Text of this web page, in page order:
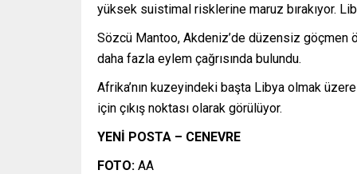
yüksek suistimal risklerine maruz bırakıyor.
Sözcü Mantoo, Akdeniz’de düzensiz göçmen
daha fazla eylem çağrısında bulundu.
Afrika’nın kuzeyindeki başta Libya olmak
için çıkış noktası olarak görülüyor.
YENİ POSTA – CENEVRE
FOTO: AA